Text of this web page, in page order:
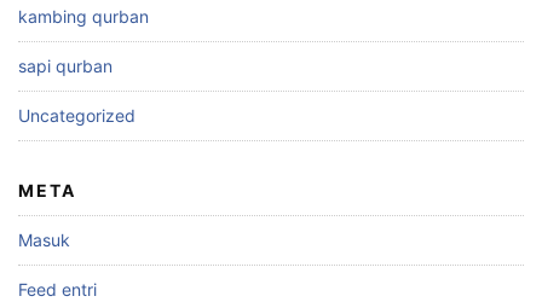
kambing qurban
sapi qurban
Uncategorized
META
Masuk
Feed entri